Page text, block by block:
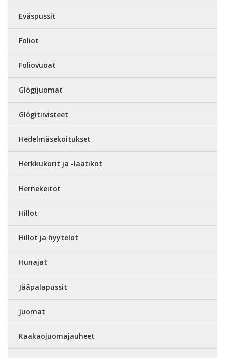
Eväspussit
Foliot
Foliovuoat
Glögijuomat
Glögitiivisteet
Hedelmäsekoitukset
Herkkukorit ja -laatikot
Hernekeitot
Hillot
Hillot ja hyytelöt
Hunajat
Jääpalapussit
Juomat
Kaakaojuomajauheet